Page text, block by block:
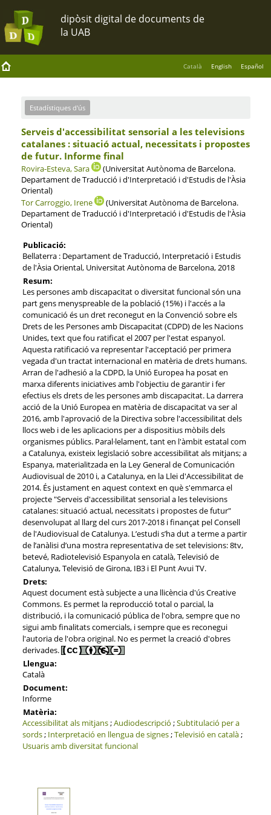
Català English Español
Estadístiques d'ús
Serveis d'accessibilitat sensorial a les televisions
catalanes : situació actual, necessitats i propostes
de futur. Informe final
Rovira-Esteva, Sara
(Universitat Autònoma de Barcelona.
Departament de Traducció i d'Interpretació i d'Estudis de l'Àsia
Oriental)
Tor Carroggio, Irene
(Universitat Autònoma de Barcelona.
Departament de Traducció i d'Interpretació i d'Estudis de l'Àsia
Oriental)
Publicació:
Bellaterra : Departament de Traducció, Interpretació i Estudis
de l'Àsia Oriental, Universitat Autònoma de Barcelona, 2018
Resum:
Les persones amb discapacitat o diversitat funcional són una
part gens menyspreable de la població (15%) i l'accés a la
comunicació és un dret reconegut en la Convenció sobre els
Drets de les Persones amb Discapacitat (CDPD) de les Nacions
Unides, text que fou ratificat el 2007 per l'estat espanyol.
Aquesta ratificació va representar l'acceptació per primera
vegada d'un tractat internacional en matèria de drets humans.
Arran de l'adhesió a la CDPD, la Unió Europea ha posat en
marxa diferents iniciatives amb l'objectiu de garantir i fer
efectius els drets de les persones amb discapacitat. La darrera
acció de la Unió Europea en matèria de discapacitat va ser al
2016, amb l'aprovació de la Directiva sobre l'accessibilitat dels
llocs web i de les aplicacions per a dispositius mòbils dels
organismes públics. Paral·lelament, tant en l'àmbit estatal com
a Catalunya, existeix legislació sobre accessibilitat als mitjans; a
Espanya, materialitzada en la Ley General de Comunicación
Audiovisual de 2010 i, a Catalunya, en la Llei d'Accessibilitat de
2014. És justament en aquest context en què s'emmarca el
projecte "Serveis d'accessibilitat sensorial a les televisions
catalanes: situació actual, necessitats i propostes de futur"
desenvolupat al llarg del curs 2017-2018 i finançat pel Consell
de l'Audiovisual de Catalunya. L’estudi s’ha dut a terme a partir
de l’anàlisi d’una mostra representativa de set televisions: 8tv,
betevé, Radiotelevisió Espanyola en català, Televisió de
Catalunya, Televisió de Girona, IB3 i El Punt Avui TV.
Drets:
Aquest document està subjecte a una llicència d'ús Creative
Commons. Es permet la reproducció total o parcial, la
distribució, i la comunicació pública de l'obra, sempre que no
sigui amb finalitats comercials, i sempre que es reconegui
l'autoria de l'obra original. No es permet la creació d'obres
derivades.
Llengua:
Català
Document:
Informe
Matèria:
Accessibilitat als mitjans;Audiodescripció ;Subtitulació per a
sords; Interpretació en llengua de signes;Televisió en català;
Usuaris amb diversitat funcional